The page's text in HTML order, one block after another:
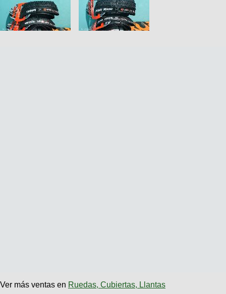
Ver más ventas en Ruedas, Cubiertas, Llantas